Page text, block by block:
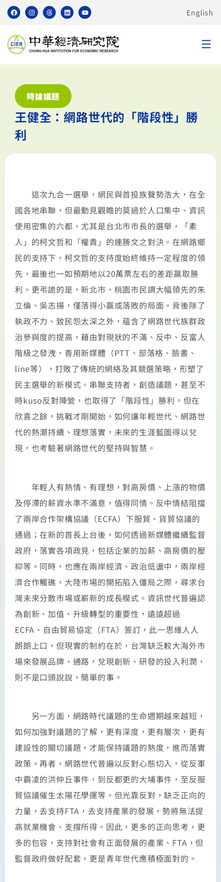
English
時論議題
王健全：網路世代的「階段性」勝
利
這次九合一選舉，網民與首投族聲勢浩大，在全
國各地串聯，但最動見觀瞻的莫過於人口集中、資訊
使用密集的六都，尤其是台北市市長的選舉，「素
人」的柯文哲和「權貴」的連勝文之對決。在網路鄉
民的支持下，柯文哲的支持度始終維持一定程度的領
先，最後也一如預期地以20萬票左右的差距贏取勝
利。更弔詭的是，新北市、桃園市民調大幅領先的朱
立倫、吳志揚，僅落得小贏或落敗的局面。背後除了
執政不力、致民怨太深之外，蘊含了網路世代族群政
治參與度的提高，藉由對現狀的不滿、反中、反富人
階級之發洩，善用新媒體（PTT、部落格、臉書、
line等），打敗了傳統的網絡及其競選策略，形塑了
民主選舉的新模式。串聯支持者，創造議題，甚至不
時kuso反對陣營，也取得了「階段性」勝利。但在
欣喜之餘，挑戰才剛開始。如何讓年輕世代、網路世
代的熱潮持續、理想落實，未來的生涯藍圖得以兌
現，也考驗著網路世代的堅持與智慧。
年輕人有熱情、有理想，對高房價、上漲的物價
及停滯的薪資水準不滿意，值得同情。反中情結阻擋
了兩岸合作架構協議（ECFA）下服貿、貨貿協議的
通過；在新的首長上台後，如何透過新媒體繼續監督
政府，落實各項政見，包括企業的加薪、高房價的壓
抑等。同時，也應在兩岸經濟、政治低盪中，兩岸經
濟合作觸礁，大陸市場的開拓陷入僵局之際，尋求台
灣未來分散市場或嶄新的成長模式。資訊世代普遍認
為創新、加值、升級轉型的重要性，遠遠超過
ECFA、自由貿易協定（FTA）簽訂，此一思維人人
朗朗上口，但現實的制約在於，台灣缺乏較大海外市
場來發展品牌、通路，兌現創新、研發的投入利潤，
則不是口頭說說，簡單的事。
另一方面，網路時代議題的生命週期越來越短，
如何加強對議題的了解，更有深度，更有層次，更有
建設性的關切議題，才能保持議題的熱度，進而落實
政策。再者，網路世代普遍以反對心態切入，從反軍
中霸凌的洪仲丘事件，到反都更的大埔事件，至反服
貿協議催生太陽花學運等。但光靠反對，缺乏正向的
力量，去支持FTA，去支持產業的發展，勢將無法提
高就業機會、支撐所得。因此，更多的正向思考，更
多的包容，支持對社會有正面發展的產業、FTA，但
監督政府做好配套，更是青年世代應積極面對的。